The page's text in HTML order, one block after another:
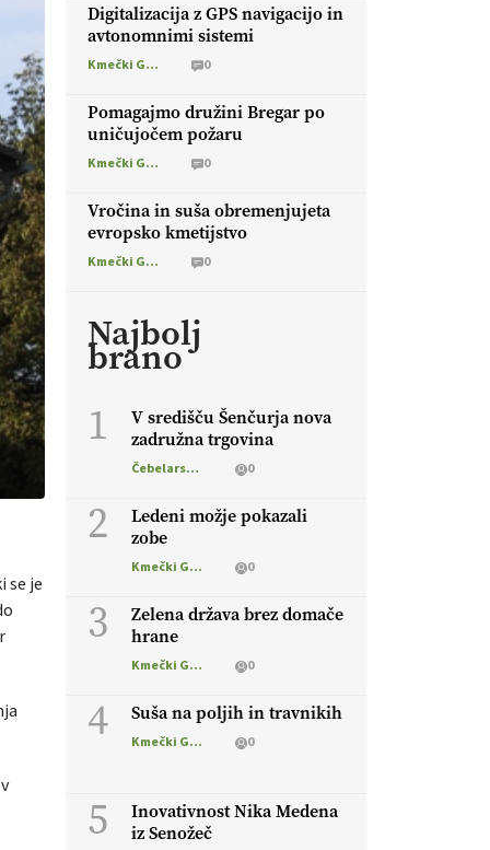
se je
Digitalizacija z GPS navigacijo in
avtonomnimi sistemi
Kmečki Glas 0
Pomagajmo družini Bregar po
uničujočem požaru
Kmečki Glas 0
Vročina in suša obremenjujeta
evropsko kmetijstvo
Kmečki Glas 0
Najbolj
brano
1
V središču Šenčurja nova
zadružna trgovina
Čebelarstvo 0
2
Ledeni možje pokazali
zobe
Kmečki Glas 0
3
Zelena država brez domače
hrane
Kmečki Glas 0
4 Suša na poljih in travnikih
Kmečki Glas 0
5
Inovativnost Nika Medena
iz Senožeč